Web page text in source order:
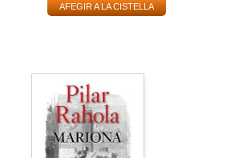
AFEGIR A LA CISTELLA